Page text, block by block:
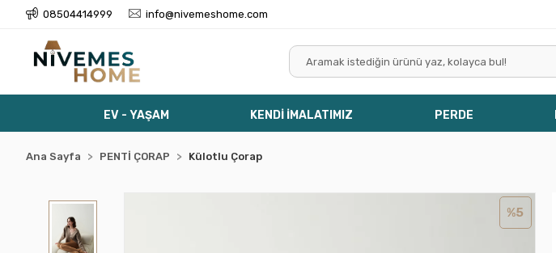
08504414999 info@nivemeshome.com
EV - YAŞAM KENDİ İMALATIMIZ PERDE
Ana Sayfa PENTİ ÇORAP Külotlu Çorap
%5